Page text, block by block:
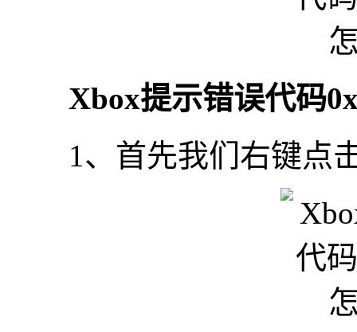
Xbox提示错误代码
1、首先我们右键点击